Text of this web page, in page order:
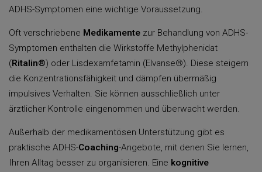
ADHS-Symptomen eine wichtige Voraussetzung.
Oft verschriebene Medikamente zur Behandlung von ADHS-
Symptomen enthalten die Wirkstoffe Methylphenidat
(Ritalin®) oder Lisdexamfetamin (Elvanse®). Diese steigern
die Konzentrationsfähigkeit und dämpfen übermäßig
impulsives Verhalten. Sie können ausschließlich unter
ärztlicher Kontrolle eingenommen und überwacht werden.
Außerhalb der medikamentösen Unterstützung gibt es
praktische ADHS-Coaching-Angebote, mit denen Sie lernen,
Ihren Alltag besser zu organisieren. Eine kognitive